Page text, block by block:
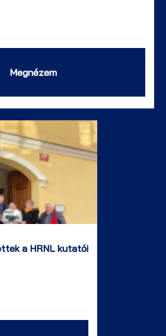
Megnézem
a HRNL kutatói